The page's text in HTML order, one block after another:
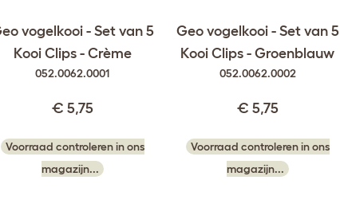
vogelkooi - Set van 5
Kooi Clips - Crème
052.0062.0001
€ 5,75
Voorraad controleren in ons
magazijn...
Geo vogelkooi - Set van 5
Kooi Clips - Groenblauw
052.0062.0002
€ 5,75
Voorraad controleren in ons
magazijn...